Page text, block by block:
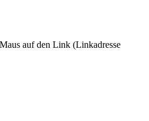
auf den Link (Linkadresse